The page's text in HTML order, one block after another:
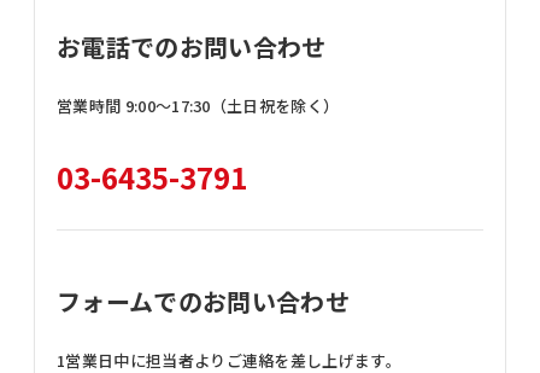
お電話でのお問い合わせ
営業時間 9:00〜17:30（土日祝を除く）
03-6435-3791
フォームでのお問い合わせ
1営業日中に担当者よりご連絡を差し上げます。